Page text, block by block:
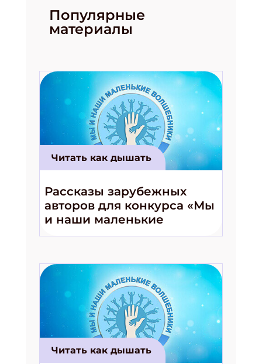
Популярные
материалы
Читать как дышать
Рассказы зарубежных
авторов для конкурса «Мы
и наши маленькие
волшебники!»
Читать как дышать
Подпишись на рассылку
Укажите имя
Укажите Ваш Email
ПОДПИСАТЬСЯ